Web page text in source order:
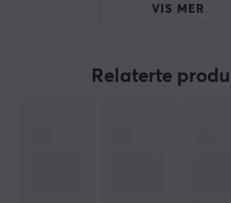
og høy komfort under skriving.
kropp og en stilren anodisert
holdbarhet og en estetisk følelse.
VIS MER
Relaterte